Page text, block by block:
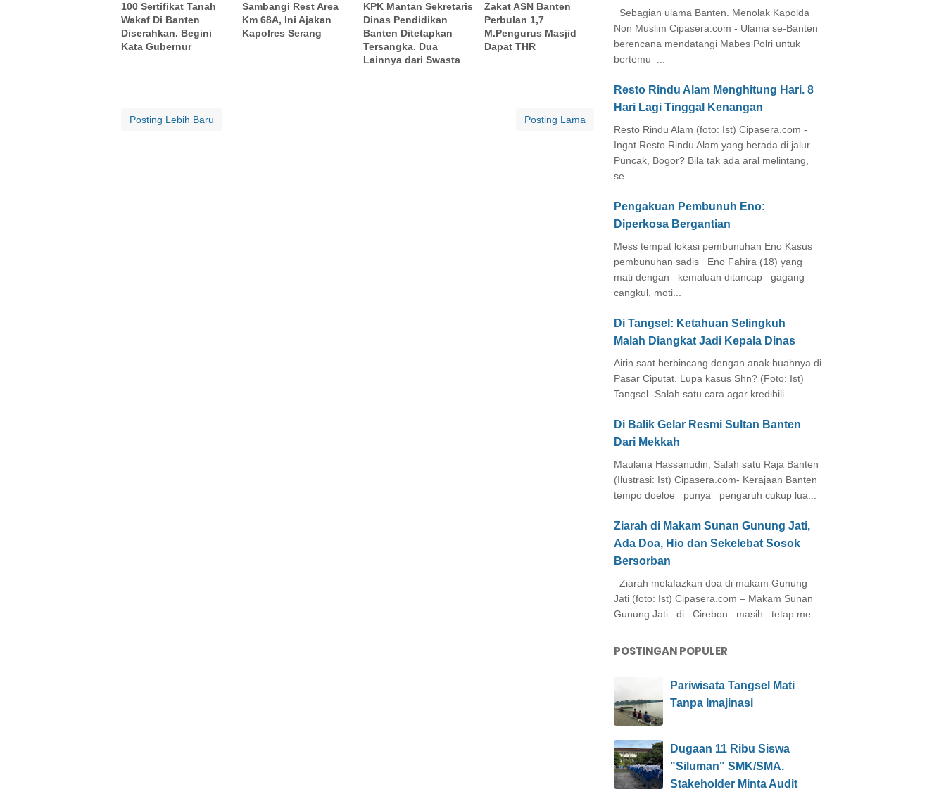
100 Sertifikat Tanah
Wakaf Di Banten
Diserahkan. Begini
Kata Gubernur
Sambangi Rest Area
Km 68A, Ini Ajakan
Kapolres Serang
KPK Mantan Sekretaris
Dinas Pendidikan
Banten Ditetapkan
Tersangka. Dua
Lainnya dari Swasta
Zakat ASN Banten
Perbulan 1,7
M.Pengurus Masjid
Dapat THR
Posting Lebih Baru Posting Lama
Sebagian ulama Banten. Menolak Kapolda
Non Muslim Cipasera.com - Ulama se-Banten
berencana mendatangi Mabes Polri untuk
bertemu ...
Resto Rindu Alam Menghitung Hari. 8
Hari Lagi Tinggal Kenangan
Resto Rindu Alam (foto: Ist) Cipasera.com -
Ingat Resto Rindu Alam yang berada di jalur
Puncak, Bogor? Bila tak ada aral melintang,
se...
Pengakuan Pembunuh Eno:
Diperkosa Bergantian
Mess tempat lokasi pembunuhan Eno Kasus
pembunuhan sadis Eno Fahira (18) yang
mati dengan kemaluan ditancap gagang
cangkul, moti...
Di Tangsel: Ketahuan Selingkuh
Malah Diangkat Jadi Kepala Dinas
Airin saat berbincang dengan anak buahnya di
Pasar Ciputat. Lupa kasus Shn? (Foto: Ist)
Tangsel -Salah satu cara agar kredibili...
Di Balik Gelar Resmi Sultan Banten
Dari Mekkah
Maulana Hassanudin, Salah satu Raja Banten
(Ilustrasi: Ist) Cipasera.com- Kerajaan Banten
tempo doeloe punya pengaruh cukup lua...
Ziarah di Makam Sunan Gunung Jati,
Ada Doa, Hio dan Sekelebat Sosok
Bersorban
Ziarah melafazkan doa di makam Gunung
Jati (foto: Ist) Cipasera.com – Makam Sunan
Gunung Jati di Cirebon masih tetap me...
POSTINGAN POPULER
Pariwisata Tangsel Mati
Tanpa Imajinasi
Dugaan 11 Ribu Siswa
"Siluman" SMK/SMA.
Stakeholder Minta Audit